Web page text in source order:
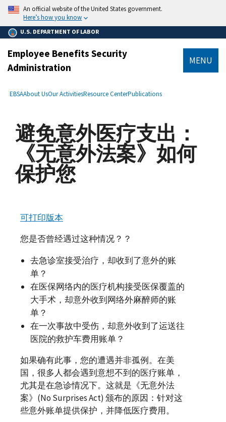
main
content
An official website of the United States government.
Here’s how you know
U.S. DEPARTMENT OF LABOR
Employee Benefits Security
Administration
MENU
Breadcrumb
EBSAAbout UsOur ActivitiesResource CenterPublications
避免意外医疗支出：
《无意外法案》如何
保护您
可打印版本
您是否曾经遇过这种情况？？
去急诊室接受治疗，却收到了意外的账
单？
在医保网络内的医疗机构接受医保覆盖的
大手术，却意外收到网络外麻醉师的账
单？
在一次事故中受伤，却意外收到了运送往
医院的救护车费用账单？
如果确有此事，您的遭遇并非孤例。在美
国，很多人都会遇到意想不到的医疗账单，
尤其是在急诊情况下。这就是《无意外法
案》(No Surprises Act) 颁布的原因：针对这
些意外账单提供保护，并降低医疗费用。